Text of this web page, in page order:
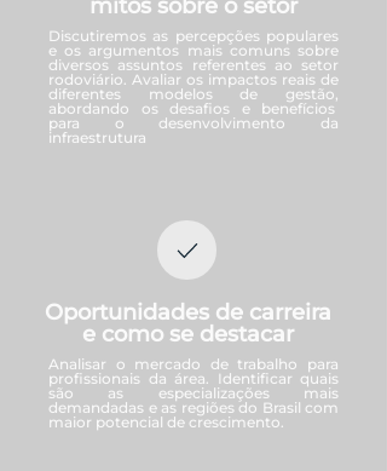
mitos sobre o setor
Discutiremos as percepções populares
e os argumentos mais comuns sobre
diversos assuntos referentes ao setor
rodoviário. Avaliar os impactos reais de
diferentes modelos de gestão,
abordando os desafios e benefícios
para o desenvolvimento da
infraestrutura
Oportunidades de carreira
e como se destacar
Analisar o mercado de trabalho para
profissionais da área. Identificar quais
são as especializações mais
demandadas e as regiões do Brasil com
maior potencial de crescimento.